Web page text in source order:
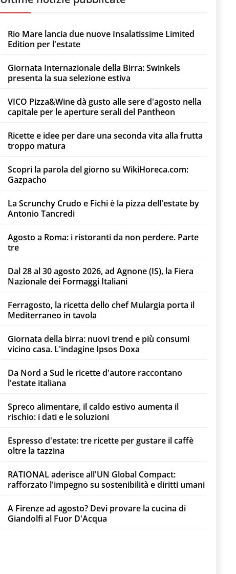
Rio Mare lancia due nuove Insalatissime Limited
Edition per l'estate
Giornata Internazionale della Birra: Swinkels
presenta la sua selezione estiva
VICO Pizza&Wine dà gusto alle sere d'agosto nella
capitale per le aperture serali del Pantheon
Ricette e idee per dare una seconda vita alla frutta
troppo matura
Scopri la parola del giorno su WikiHoreca.com:
Gazpacho
La Scrunchy Crudo e Fichi è la pizza dell'estate by
Antonio Tancredi
Agosto a Roma: i ristoranti da non perdere. Parte
tre
Dal 28 al 30 agosto 2026, ad Agnone (IS), la Fiera
Nazionale dei Formaggi Italiani
Ferragosto, la ricetta dello chef Mulargia porta il
Mediterraneo in tavola
Giornata della birra: nuovi trend e più consumi
vicino casa. L'indagine Ipsos Doxa
Da Nord a Sud le ricette d'autore raccontano
l'estate italiana
Spreco alimentare, il caldo estivo aumenta il
rischio: i dati e le soluzioni
Espresso d'estate: tre ricette per gustare il caffè
oltre la tazzina
RATIONAL aderisce all'UN Global Compact:
rafforzato l'impegno su sostenibilità e diritti umani
A Firenze ad agosto? Devi provare la cucina di
Giandolfi al Fuor D'Acqua